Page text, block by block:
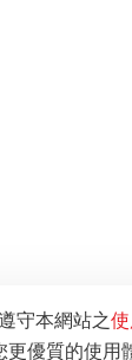
守本網站之
更優質的使用